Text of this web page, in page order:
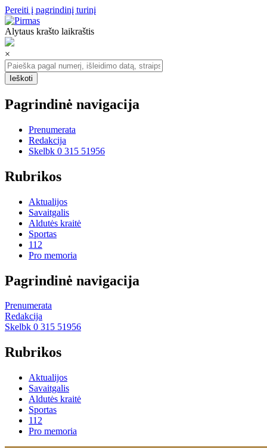
Pereiti į pagrindinį turinį
Alytaus krašto laikraštis
×
Pagrindinė navigacija
Prenumerata
Redakcija
Skelbk 0 315 51956
Rubrikos
Aktualijos
Savaitgalis
Aldutės kraitė
Sportas
112
Pro memoria
Pagrindinė navigacija
Prenumerata
Redakcija
Skelbk 0 315 51956
Rubrikos
Aktualijos
Savaitgalis
Aldutės kraitė
Sportas
112
Pro memoria